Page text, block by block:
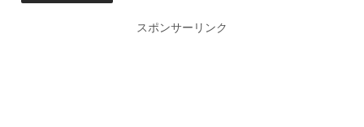
スポンサーリンク